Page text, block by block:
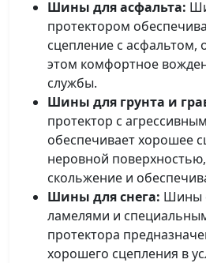
Шины для асфальта:
протектором
сцепление с асфальтом,
этом комфортное
службы.
Шины для грунта и
протектор с
обеспечивает хорошее
неровной
скольжение и
Шины для снега: Шины
ламелями и
протектора
хорошего сцепления в